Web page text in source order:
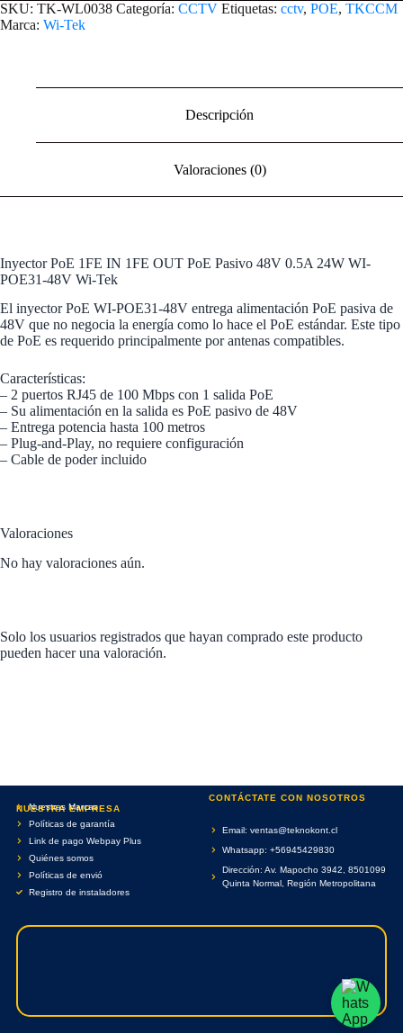
SKU: TK-WL0038 Categoría: CCTV Etiquetas: cctv, POE, TKCCM
Marca: Wi-Tek
Descripción
Valoraciones (0)
Inyector PoE 1FE IN 1FE OUT PoE Pasivo 48V 0.5A 24W WI-
POE31-48V Wi-Tek
El inyector PoE WI-POE31-48V entrega alimentación PoE pasiva de
48V que no negocia la energía como lo hace el PoE estándar. Este tipo
de PoE es requerido principalmente por antenas compatibles.
Características:
– 2 puertos RJ45 de 100 Mbps con 1 salida PoE
– Su alimentación en la salida es PoE pasivo de 48V
– Entrega potencia hasta 100 metros
– Plug-and-Play, no requiere configuración
– Cable de poder incluido
Valoraciones
No hay valoraciones aún.
Solo los usuarios registrados que hayan comprado este producto
pueden hacer una valoración.
NUESTRA EMPRESA
Nuestras Marcas
Políticas de garantía
Link de pago Webpay Plus
Quiénes somos
Políticas de envió
Registro de instaladores
CONTÁCTATE CON NOSOTROS
Email: ventas@teknokont.cl
Whatsapp: +56945429830
Dirección: Av. Mapocho 3942, 8501099
Quinta Normal, Región Metropolitana